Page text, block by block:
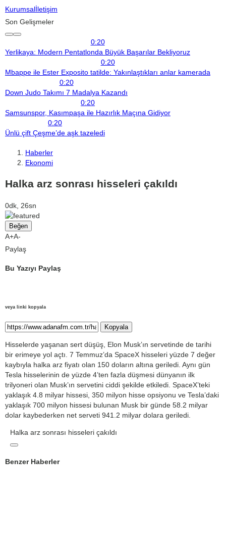
Kurumsalİletişim
Son Gelişmeler
0:20
Yerlikaya: Modern Pentatlonda Büyük Başarılar Bekliyoruz
0:20
Mbappe ile Ester Exposito tatilde: Yakınlaştıkları anlar kamerada
0:20
Down Judo Takımı 7 Madalya Kazandı
0:20
Samsunspor, Kasımpaşa ile Hazırlık Maçına Gidiyor
0:20
Ünlü çift Çeşme’de aşk tazeledi
Haberler
Ekonomi
Halka arz sonrası hisseleri çakıldı
0dk, 26sn
Beğen
A+A-
Paylaş
Bu Yazıyı Paylaş
veya linki kopyala
Kopyala
Hisselerde yaşanan sert düşüş, Elon Musk’ın servetinde de tarihi
bir erimeye yol açtı. 7 Temmuz’da SpaceX hisseleri yüzde 7 değer
kaybıyla halka arz fiyatı olan 150 doların altına geriledi. Aynı gün
Tesla hisselerinin de yüzde 4’ten fazla düşmesi dünyanın ilk
trilyoneri olan Musk’ın servetini ciddi şekilde etkiledi. SpaceX’teki
yaklaşık 4.8 milyar hissesi, 350 milyon hisse opsiyonu ve Tesla’daki
yaklaşık 700 milyon hissesi bulunan Musk bir günde 58.2 milyar
dolar kaybederken net serveti 941.2 milyar dolara geriledi.
Halka arz sonrası hisseleri çakıldı
Benzer Haberler